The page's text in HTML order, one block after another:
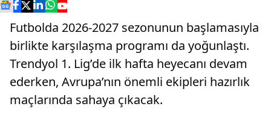
Futbolda 2026-2027 sezonunun başlamasıyla
birlikte karşılaşma programı da yoğunlaştı.
Trendyol 1. Lig’de ilk hafta heyecanı devam
ederken, Avrupa’nın önemli ekipleri hazırlık
maçlarında sahaya çıkacak.